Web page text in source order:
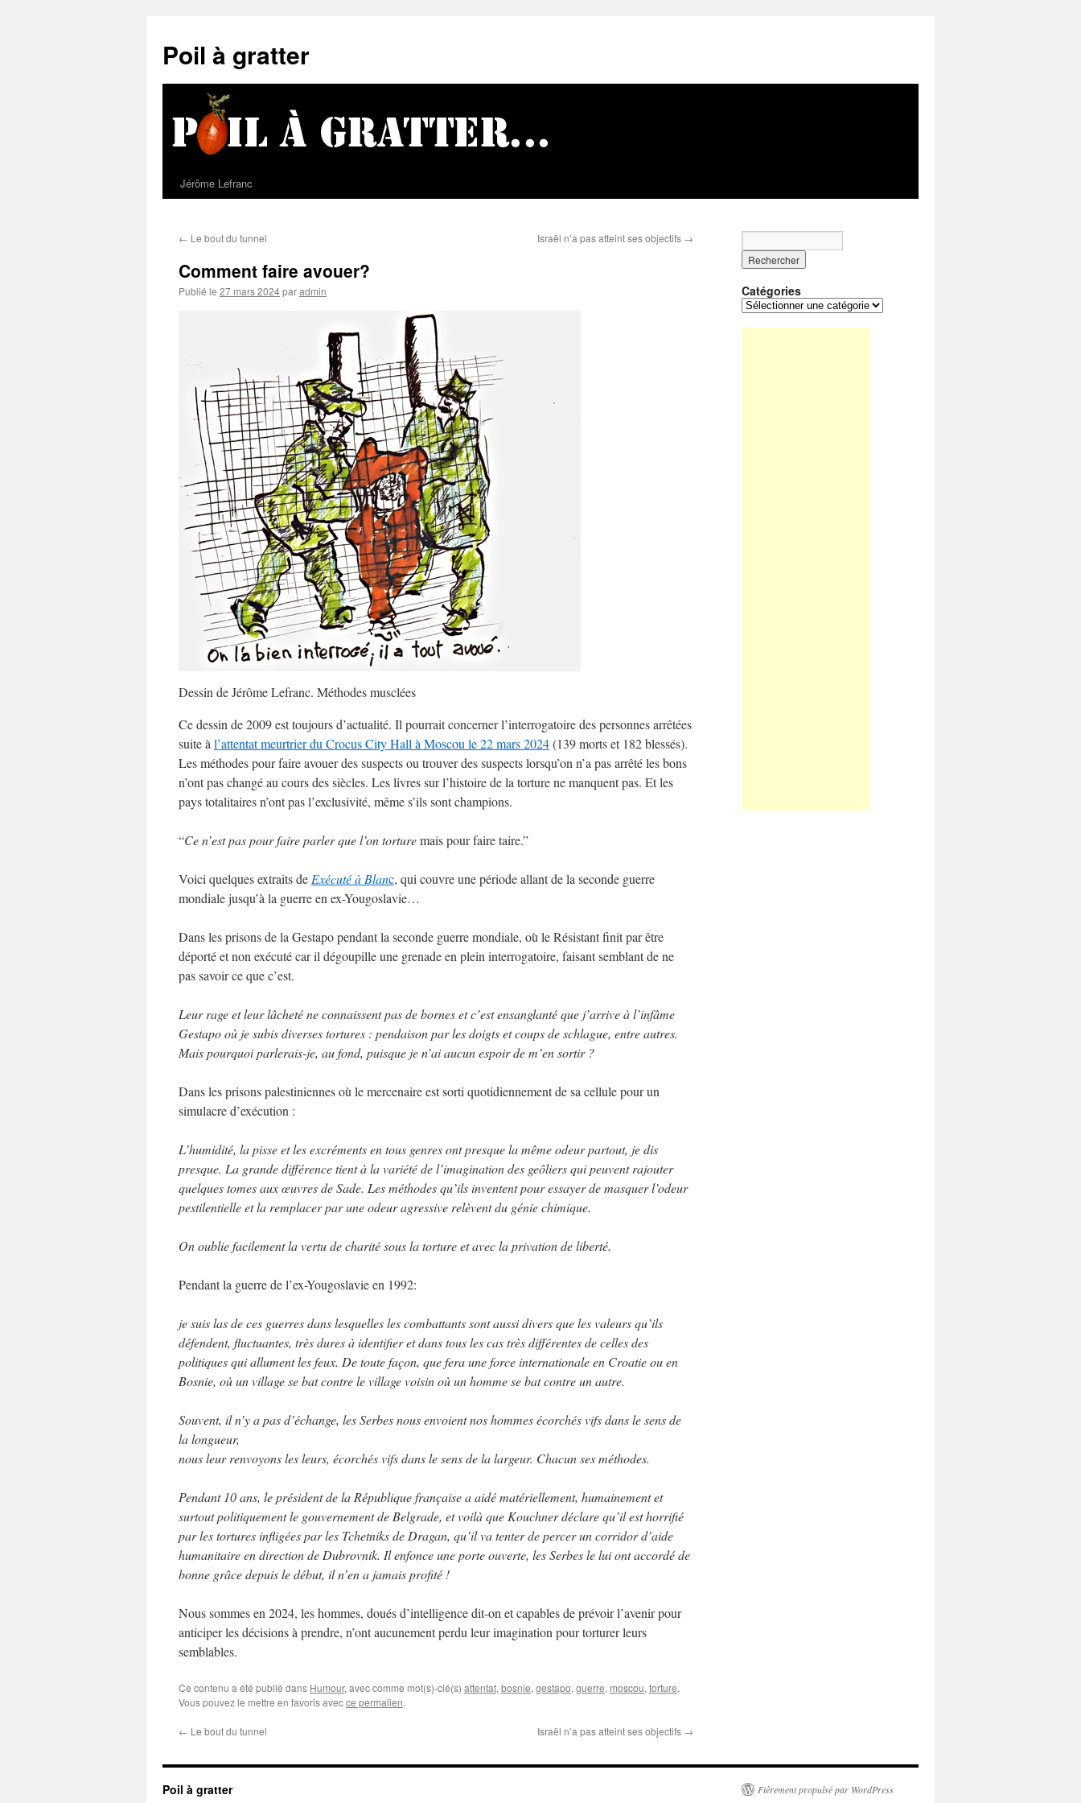
Poil à gratter
Jérôme Lefranc
← Le bout du tunnel Israël n’a pas atteint ses objectifs →
Comment faire avouer?
Publié le 27 mars 2024paradmin
Dessin de Jérôme Lefranc. Méthodes musclées
Ce dessin de 2009 est toujours d’actualité. Il pourrait concerner l’interrogatoire des personnes arrêtées
suite à l’attentat meurtrier du Crocus City Hall à Moscou le 22 mars 2024(139 morts et 182 blessés).
Les méthodes pour faire avouer des suspects ou trouver des suspects lorsqu’on n’a pas arrêté les bons
n’ont pas changé au cours des siècles. Les livres sur l’histoire de la torture ne manquent pas. Et les
pays totalitaires n’ont pas l’exclusivité, même s’ils sont champions.
“Ce n’est pas pour faire parler que l’on torturemais pour faire taire.”
Voici quelques extraits de Exécuté à Blanc, qui couvre une période allant de la seconde guerre
mondiale jusqu’à la guerre en ex-Yougoslavie…
Dans les prisons de la Gestapo pendant la seconde guerre mondiale, où le Résistant finit par être
déporté et non exécuté car il dégoupille une grenade en plein interrogatoire, faisant semblant de ne
pas savoir ce que c’est.
Leur rage et leur lâcheté ne connaissent pas de bornes et c’est ensanglanté que j’arrive à l’infâme
Gestapo où je subis diverses tortures : pendaison par les doigts et coups de schlague, entre autres.
Mais pourquoi parlerais-je, au fond, puisque je n’ai aucun espoir de m’en sortir ?
Dans les prisons palestiniennes où le mercenaire est sorti quotidiennement de sa cellule pour un
simulacre d’exécution :
L’humidité, la pisse et les excréments en tous genres ont presque la même odeur partout, je dis
presque. La grande différence tient à la variété de l’imagination des geôliers qui peuvent rajouter
quelques tomes aux œuvres de Sade. Les méthodes qu’ils inventent pour essayer de masquer l’odeur
pestilentielle et la remplacer par une odeur agressive relèvent du génie chimique.
On oublie facilement la vertu de charité sous la torture et avec la privation de liberté.
Pendant la guerre de l’ex-Yougoslavie en 1992:
je suis las de ces guerres dans lesquelles les combattants sont aussi divers que les valeurs qu’ils
défendent, fluctuantes, très dures à identifier et dans tous les cas très différentes de celles des
politiques qui allument les feux. De toute façon, que fera une force internationale en Croatie ou en
Bosnie, où un village se bat contre le village voisin où un homme se bat contre un autre.
Souvent, il n’y a pas d’échange, les Serbes nous envoient nos hommes écorchés vifs dans le sens de
la longueur,
nous leur renvoyons les leurs, écorchés vifs dans le sens de la largeur. Chacun ses méthodes.
Pendant 10 ans, le président de la République française a aidé matériellement, humainement et
surtout politiquement le gouvernement de Belgrade, et voilà que Kouchner déclare qu’il est horrifié
par les tortures infligées par les Tchetniks de Dragan, qu’il va tenter de percer un corridor d’aide
humanitaire en direction de Dubrovnik. Il enfonce une porte ouverte, les Serbes le lui ont accordé de
bonne grâce depuis le début, il n’en a jamais profité !
Nous sommes en 2024, les hommes, doués d’intelligence dit-on et capables de prévoir l’avenir pour
anticiper les décisions à prendre, n’ont aucunement perdu leur imagination pour torturer leurs
semblables.
Ce contenu a été publié dans Humour, avec comme mot(s)-clé(s) attentat, bosnie, gestapo, guerre, moscou, torture.
Vous pouvez le mettre en favoris avecce permalien.
← Le bout du tunnel Israël n’a pas atteint ses objectifs →
Catégories
Poil à gratter Fièrement propulsé par WordPress